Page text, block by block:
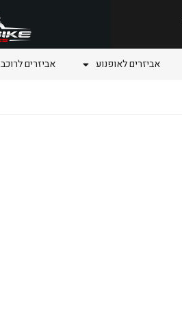
אביזרים לאופנוע אביזרים לרוכב